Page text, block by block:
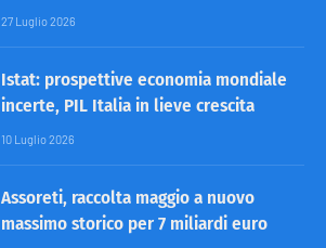
27 Luglio 2026
Istat: prospettive economia mondiale
incerte, PIL Italia in lieve crescita
10 Luglio 2026
Assoreti, raccolta maggio a nuovo
massimo storico per 7 miliardi euro